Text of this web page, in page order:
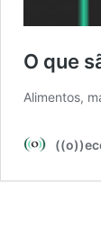
O que
Alimentos,